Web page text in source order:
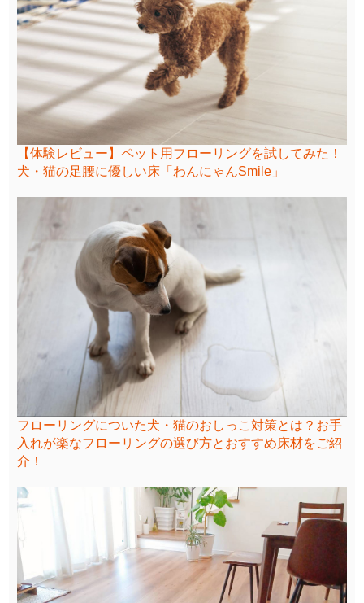
【体験レビュー】ペット用フローリングを試してみた！
犬・猫の足腰に優しい床「わんにゃんSmile」
フローリングについた犬・猫のおしっこ対策とは？お手
入れが楽なフローリングの選び方とおすすめ床材をご紹
介！